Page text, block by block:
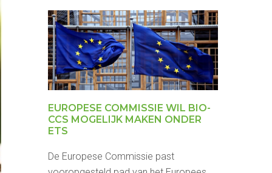
EUROPESE COMMISSIE WIL BIO-
CCS MOGELIJK MAKEN ONDER
ETS
De Europese Commissie past